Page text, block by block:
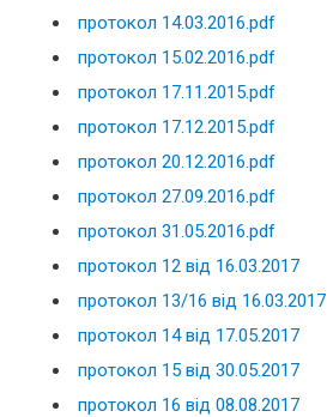
протокол 14.03.2016.pdf
протокол 15.02.2016.pdf
протокол 17.11.2015.pdf
протокол 17.12.2015.pdf
протокол 20.12.2016.pdf
протокол 27.09.2016.pdf
протокол 31.05.2016.pdf
протокол 12 від 16.03.2017
протокол 13/16 від 16.03.2017
протокол 14 від 17.05.2017
протокол 15 від 30.05.2017
протокол 16 від 08.08.2017